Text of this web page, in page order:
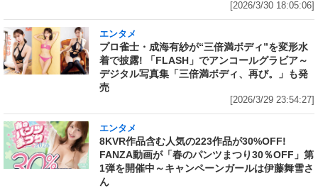
[2026/3/30 18:05:06]
エンタメ
プロ雀士・成海有紗が“三倍満ボディ”を変形水
着で披露! 「FLASH」でアンコールグラビア～
デジタル写真集「三倍満ボディ、再び。」も発
売
[2026/3/29 23:54:27]
エンタメ
8KVR作品含む人気の223作品が30%OFF!
FANZA動画が「春のパンツまつり30％OFF」第
1弾を開催中～キャンペーンガールは伊藤舞雪さ
ん